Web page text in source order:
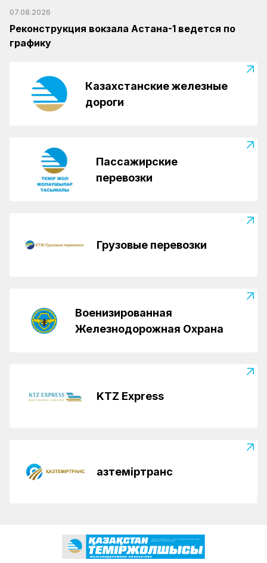
07.08.2026
Реконструкция вокзала Астана-1 ведется по
графику
Казахстанские железные
дороги
Пассажирские
перевозки
Грузовые перевозки
Военизированная
Железнодорожная Охрана
KTZ Express
Қазтеміртранс